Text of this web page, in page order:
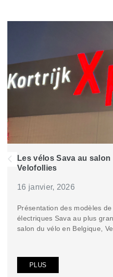
Les vélos Sava au salon
Velofollies
16 janvier, 2026
Présentation des modèles
électriques Sava au plus
salon du vélo en Belgique,
PLUS